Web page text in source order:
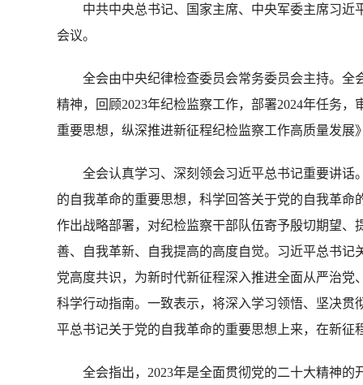
中共中央总书记、国家主席、中央军委主席习近
会议。
全会由中央纪律检查委员会常务委员会主持。全
精神，回顾2023年纪检监察工作，部署2024年任务
重要思想，纵深推进新征程纪检监察工作高质量发展
全会认真学习、深刻领会习近平总书记重要讲话
的自我革命的重要思想，科学回答关于党的自我革
作出战略部署，对纪检监察干部队伍寄予殷切期望
善、自我革新、自我提高的高度自觉。习近平总书
党高度共识，为新时代新征程深入推进全面从严治
科学行动指南。一致表示，将深入学习领悟、坚决
平总书记关于党的自我革命的重要思想上来，在新
全会指出，2023年是全面贯彻党的二十大精神的